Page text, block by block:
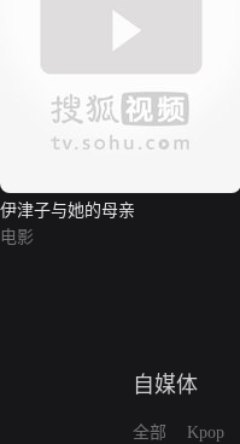
伊津子与她的母亲
电影
自媒体
全部
Kpop